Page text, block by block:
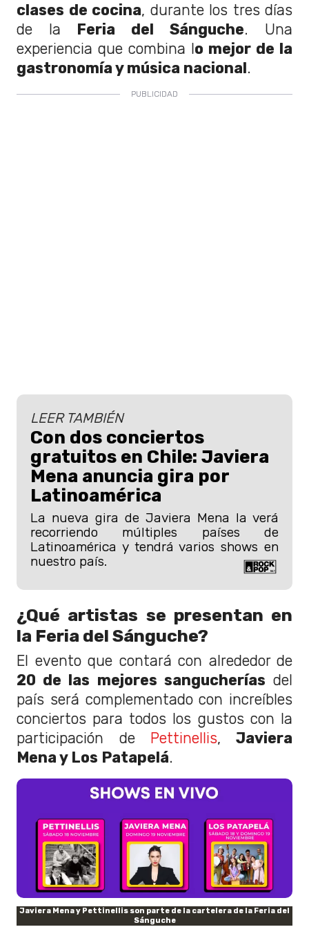
clases de cocina, durante los tres días
de la Feria del Sánguche. Una
experiencia que combina lo mejor de la
gastronomía y música nacional.
LEER TAMBIÉN
Con dos conciertos
gratuitos en Chile: Javiera
Mena anuncia gira por
Latinoamérica
La nueva gira de Javiera Mena la verá
recorriendo múltiples países de
Latinoamérica y tendrá varios shows en
nuestro país.
¿Qué artistas se presentan en
la Feria del Sánguche?
El evento que contará con alrededor de
20 de las mejores sangucherías del
país será complementado con increíbles
conciertos para todos los gustos con la
participación de Pettinellis, Javiera
Mena y Los Patapelá.
Javiera Mena y Pettinellis son parte de la cartelera de la Feria del
Sánguche